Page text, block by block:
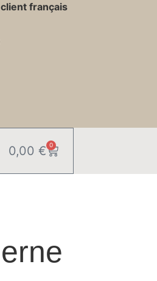
français
0,00€ 0